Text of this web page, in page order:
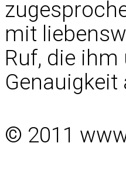
mit
Ruf, die
Genauigkeit
© 2011